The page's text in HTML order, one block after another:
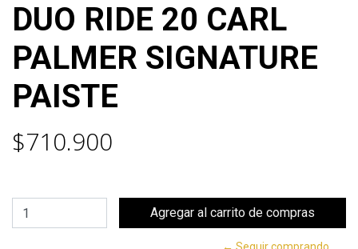
DUO RIDE 20 CARL
PALMER SIGNATURE
PAISTE
$710.900